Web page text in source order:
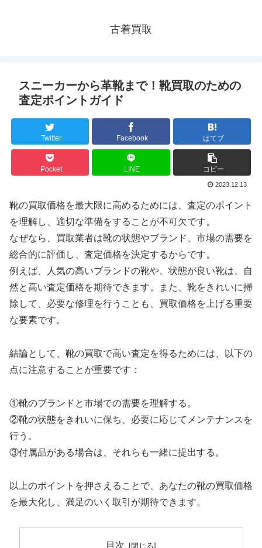
古着買取
スニーカーから革靴まで！靴買取のための
査定ポイントガイド
Twitter Facebook はてブ
Pocket LINE コピー
2023.12.13
靴の買取価格を最大限に高めるためには、査定のポイント
を理解し、適切な準備をすることが不可欠です。
なぜなら、買取業者は靴の状態やブランド、市場の需要を
総合的に評価し、査定価格を決定するからです。
例えば、人気の高いブランドの靴や、状態が良い靴は、自
然と高い査定価格を期待できます。また、靴をきれいに掃
除して、必要な修理を行うことも、買取価格を上げる重要
な要素です。
結論として、靴の買取で高い査定を得るためには、以下の
点に注意することが重要です：
①靴のブランドと市場での需要を理解する。
②靴の状態をきれいに保ち、必要に応じてメンテナンスを
行う。
③付属品がある場合は、それらも一緒に提出する。
以上のポイントを押さえることで、あなたの靴の買取価格
を最大化し、満足のいく取引が期待できます。
目次